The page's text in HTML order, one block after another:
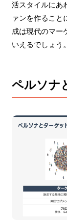
活スタイルにあ
ァンを作ること
成は現代のマー
いえるでしょう。
ペルソナ